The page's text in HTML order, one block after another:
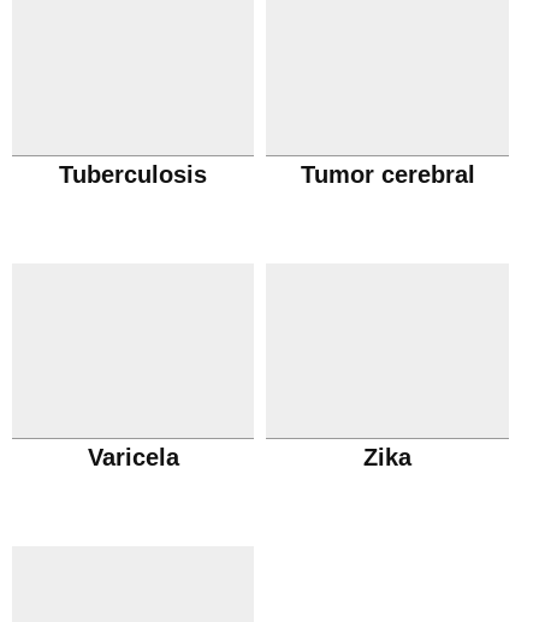
Tuberculosis Tumor cerebral
Varicela Zika